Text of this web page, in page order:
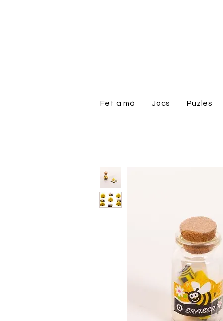
Fet a mà Jocs Puzles